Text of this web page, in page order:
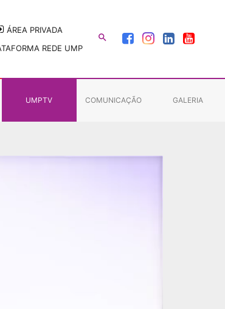
ÁREA PRIVADA
REDE UMP

UMPTV COMUNICAÇÃO GALERIA